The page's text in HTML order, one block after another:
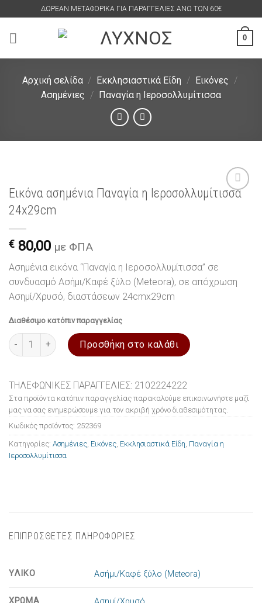
content
ΔΩΡΕΑΝ ΜΕΤΑΦΟΡΙΚΑ ΓΙΑ ΠΑΡΑΓΓΕΛΙΕΣ ΑΝΩ ΤΩΝ 60€
0
Αρχική σελίδα / Εκκλησιαστικά Είδη / Εικόνες /
Ασημένιες / Παναγία η Ιεροσολλυμίτισσα
Πρόσθήκη
Εικόνα ασημένια Παναγία η Ιεροσολλυμίτισσα
24x29cm
€ 80,00 με ΦΠΑ
Ασημένια εικόνα “Παναγία η Ιεροσολλυμίτισσα” σε
συνδυασμό Ασήμι/Καφέ ξύλο (Meteora), σε απόχρωση
Ασημί/Χρυσό, διαστάσεων 24cmx29cm
Διαθέσιμο κατόπιν παραγγελίας
Εικόνα ασημένια Παναγία η Ιεροσολλυμίτισσα 24x29cm
Προσθήκη στο καλάθι
ΤΗΛΕΦΩΝΙΚΕΣ ΠΑΡΑΓΓΕΛΙΕΣ: 2102224222
Στα προϊόντα κατόπιν παραγγελίας παρακαλούμε επικοινωνήστε μαζί
μας να σας ενημερώσουμε για τον ακριβή χρόνο διαθεσιμότητας.
Κωδικός προϊόντος: 252369
Κατηγορίες: Ασημένιες Εικόνες Εκκλησιαστικά Είδη Παναγία η
Ιεροσολλυμίτισσα
ΕΠΙΠΡΟΣΘΕΤΕΣ ΠΛΗΡΟΦΟΡΙΕΣ
ΥΛΙΚΟ Ασήμι/Καφέ ξύλο (Meteora)